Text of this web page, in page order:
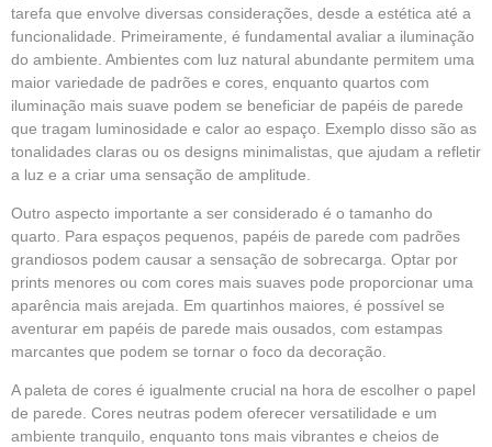
tarefa que envolve diversas considerações, desde a estética até a
funcionalidade. Primeiramente, é fundamental avaliar a iluminação
do ambiente. Ambientes com luz natural abundante permitem uma
maior variedade de padrões e cores, enquanto quartos com
iluminação mais suave podem se beneficiar de papéis de parede
que tragam luminosidade e calor ao espaço. Exemplo disso são as
tonalidades claras ou os designs minimalistas, que ajudam a refletir
a luz e a criar uma sensação de amplitude.
Outro aspecto importante a ser considerado é o tamanho do
quarto. Para espaços pequenos, papéis de parede com padrões
grandiosos podem causar a sensação de sobrecarga. Optar por
prints menores ou com cores mais suaves pode proporcionar uma
aparência mais arejada. Em quartinhos maiores, é possível se
aventurar em papéis de parede mais ousados, com estampas
marcantes que podem se tornar o foco da decoração.
A paleta de cores é igualmente crucial na hora de escolher o papel
de parede. Cores neutras podem oferecer versatilidade e um
ambiente tranquilo, enquanto tons mais vibrantes e cheios de